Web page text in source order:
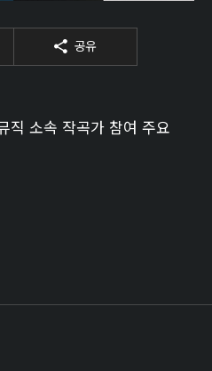
공유
직 소속 작곡가 참여 주요